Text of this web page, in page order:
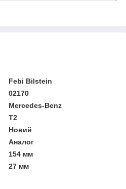
Febi Bilstein
02170
Mercedes-Benz
T2
Новий
Аналог
154 мм
27 мм